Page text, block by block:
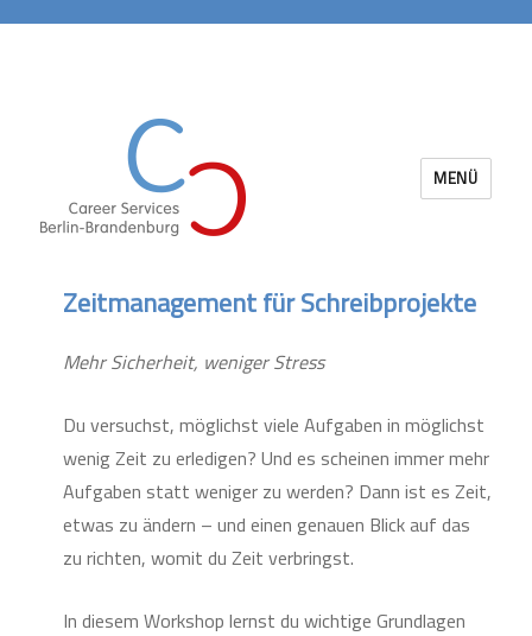
MENÜ
Zeitmanagement für Schreibprojekte
Mehr Sicherheit, weniger Stress
Du versuchst, möglichst viele Aufgaben in möglichst
wenig Zeit zu erledigen? Und es scheinen immer mehr
Aufgaben statt weniger zu werden? Dann ist es Zeit,
etwas zu ändern – und einen genauen Blick auf das
zu richten, womit du Zeit verbringst.
In diesem Workshop lernst du wichtige Grundlagen